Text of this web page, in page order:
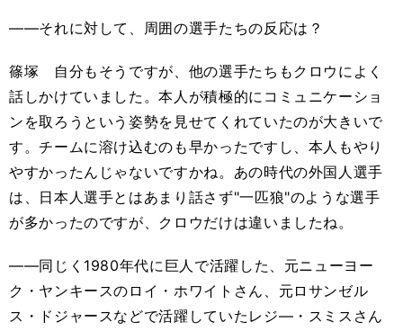
――それに対して、周囲の選手たちの反応は？
篠塚 自分もそうですが、他の選手たちもクロウによく
話しかけていました。本人が積極的にコミュニケーショ
ンを取ろうという姿勢を見せてくれていたのが大きいで
す。チームに溶け込むのも早かったですし、本人もやり
やすかったんじゃないですかね。あの時代の外国人選手
は、日本人選手とはあまり話さず"一匹狼"のような選手
が多かったのですが、クロウだけは違いましたね。
――同じく1980年代に巨人で活躍した、元ニューヨー
ク・ヤンキースのロイ・ホワイトさん、元ロサンゼル
ス・ドジャースなどで活躍していたレジ―・スミスさん